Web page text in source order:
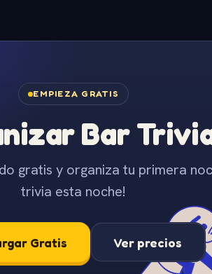
EMPIEZA GRATIS
Bar
gratis y organiza tu primera
trivia esta noche!
Gratis Ver precios